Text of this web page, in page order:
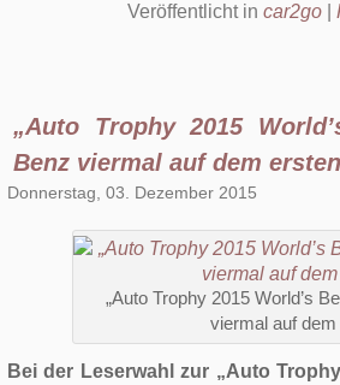
Veröffentlicht in car2go
„Auto Trophy 2015
Benz viermal auf dem
Donnerstag, 03. Dezember 2015
„Auto Trophy 2015 World’s
viermal auf
Bei der Leserwahl zur „Auto